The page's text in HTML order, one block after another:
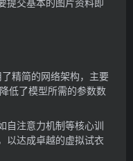
提交基本的图片资料即
精简的网络架构，主要
低了模型所需的参数数
自注意力机制等核心训
以达成卓越的虚拟试衣